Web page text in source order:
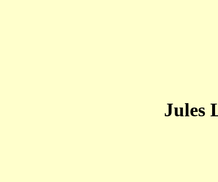
Jules